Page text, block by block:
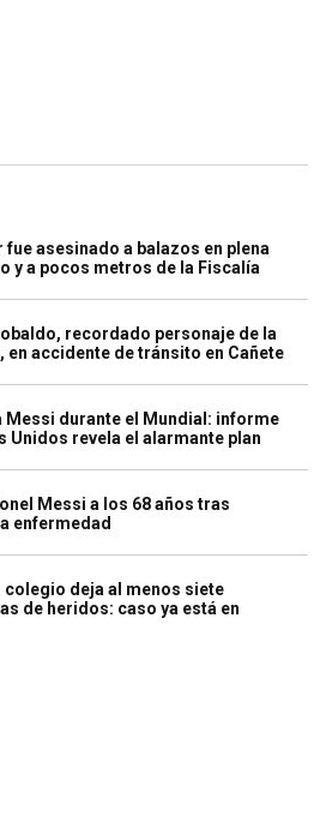
fue asesinado a balazos en plena
y a pocos metros de la Fiscalía
recordado personaje de la
en accidente de tránsito en Cañete
Messi durante el Mundial: informe
Unidos revela el alarmante plan
Messi a los 68 años tras
enfermedad
deja al menos siete
de heridos: caso ya está en